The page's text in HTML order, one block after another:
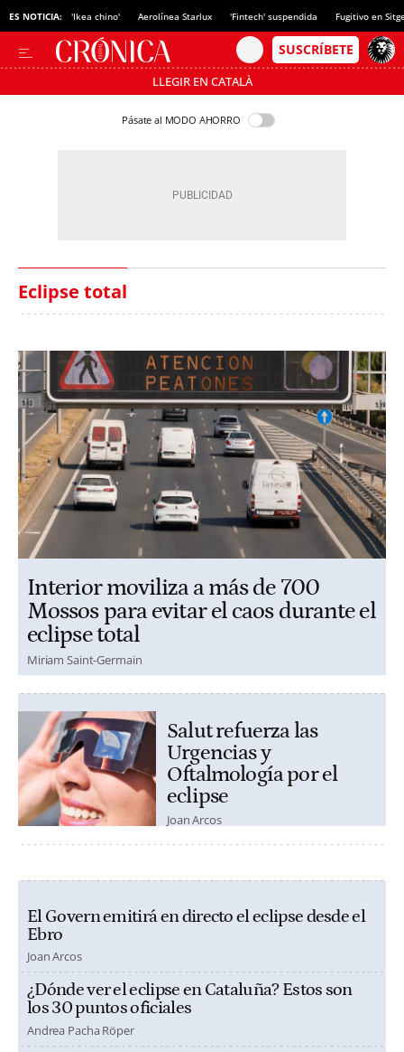
ES NOTICIA: 'Ikea chino' Aerolínea Starlux 'Fintech' suspendida Fugitivo en
LLEGIR EN CATALÀ
Pásate al MODO AHORRO
Eclipse total
Interior moviliza a más de 700
Mossos para evitar el caos durante el
eclipse total
Miriam Saint-Germain
Salut refuerza las
Urgencias y
Oftalmología por el
eclipse
Joan Arcos
El Govern emitirá en directo el eclipse desde el
Ebro
Joan Arcos
¿Dónde ver el eclipse en Cataluña? Estos son
los 30 puntos oficiales
Andrea Pacha Röper